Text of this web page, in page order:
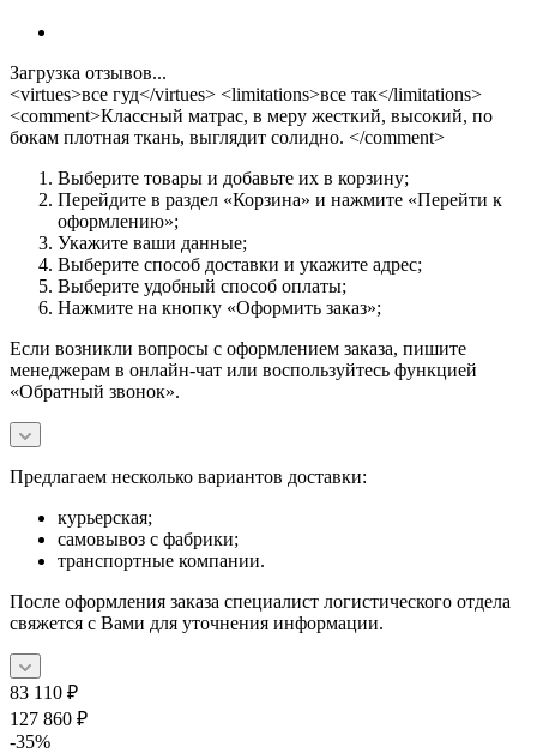
Загрузка отзывов...
<virtues>все гуд</virtues> <limitations>все так</limitations>
<comment>Классный матрас, в меру жесткий, высокий, по
бокам плотная ткань, выглядит солидно. </comment>
Выберите товары и добавьте их в корзину;
Перейдите в раздел «Корзина» и нажмите «Перейти к
оформлению»;
Укажите ваши данные;
Выберите способ доставки и укажите адрес;
Выберите удобный способ оплаты;
Нажмите на кнопку «Оформить заказ»;
Если возникли вопросы с оформлением заказа, пишите
менеджерам в онлайн-чат или воспользуйтесь функцией
«Обратный звонок».
Предлагаем несколько вариантов доставки:
курьерская;
самовывоз с фабрики;
транспортные компании.
После оформления заказа специалист логистического отдела
свяжется с Вами для уточнения информации.
83 110 ₽
127 860 ₽
-35%